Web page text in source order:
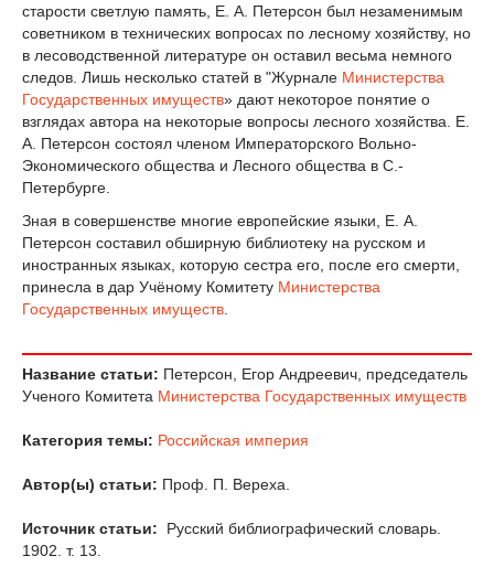
старости светлую память, Е. А. Петерсон был незаменимым
советником в технических вопросах по лесному хозяйству, но
в лесоводственной литературе он оставил весьма немного
следов. Лишь несколько статей в "Журнале Министерства
Государственных имуществ» дают некоторое понятие о
взглядах автора на некоторые вопросы лесного хозяйства. Е.
А. Петерсон состоял членом Императорского Вольно-
Экономического общества и Лесного общества в С.-
Петербурге.
Зная в совершенстве многие европейские языки, Е. А.
Петерсон составил обширную библиотеку на русском и
иностранных языках, которую сестра его, после его смерти,
принесла в дар Учёному Комитету Министерства
Государственных имуществ
Название статьи: Петерсон, Егор Андреевич, председатель
Ученого Комитета Министерства Государственных имуществ
Категория темы: Российская империя
Автор(ы) статьи: Проф. П. Вереха.
Источник статьи:
Русский библиографический словарь.
1902. т. 13.